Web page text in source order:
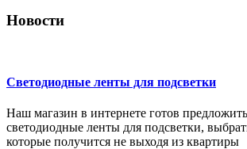
Новости
Светодиодные ленты для подсветки
Наш магазин в интернете готов
светодиодные ленты для подсветки,
которые получится не выходя из квартиры